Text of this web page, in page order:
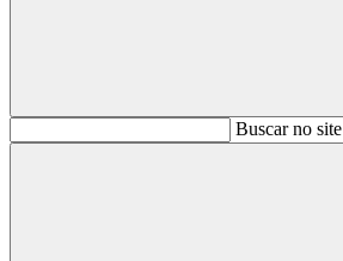
BuscarBuscar no site